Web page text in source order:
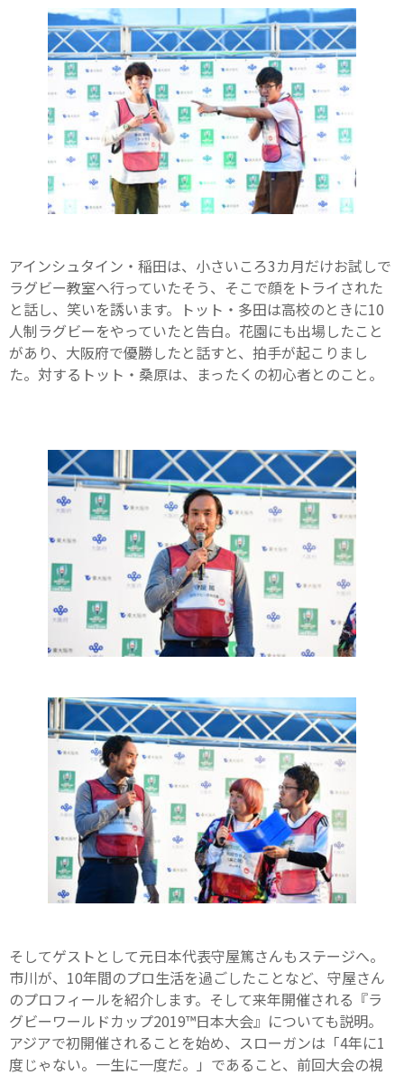
アインシュタイン・稲田は、小さいころ3カ月だけお試しで
ラグビー教室へ行っていたそう、そこで顔をトライされた
と話し、笑いを誘います。トット・多田は高校のときに10
人制ラグビーをやっていたと告白。花園にも出場したこと
があり、大阪府で優勝したと話すと、拍手が起こりまし
た。対するトット・桑原は、まったくの初心者とのこと。
そしてゲストとして元日本代表守屋篤さんもステージへ。
市川が、10年間のプロ生活を過ごしたことなど、守屋さん
のプロフィールを紹介します。そして来年開催される『ラ
グビーワールドカップ2019™日本大会』についても説明。
アジアで初開催されることを始め、スローガンは「4年に1
度じゃない。一生に一度だ。」であること、前回大会の視